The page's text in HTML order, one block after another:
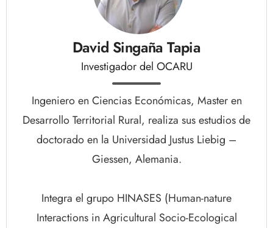
David Singaña Tapia
Investigador del OCARU
Ingeniero en Ciencias Económicas, Master en
Desarrollo Territorial Rural, realiza sus estudios de
doctorado en la Universidad Justus Liebig –
Giessen, Alemania.
Integra el grupo HINASES (Human-nature
Interactions in Agricultural Socio-Ecological